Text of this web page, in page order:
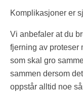
Komplikasjoner er
Vi anbefaler at du
fjerning av proteser
som skal gro
sammen dersom
oppstår alltid noe